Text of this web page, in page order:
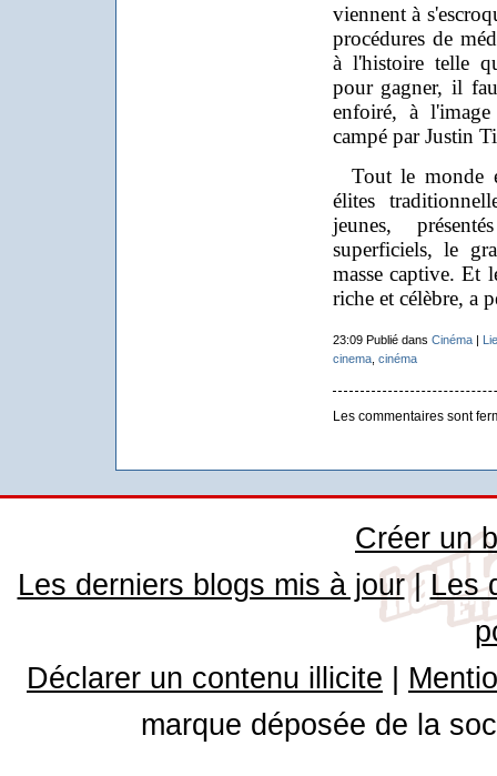
viennent à
procédures de
à l'histoire telle
pour gagner, il
enfoiré, à
campé par Justin
Tout le monde
élites
jeunes,
superficiels, le
masse captive. Et
riche et célèbre, a
23:09 Publié dans Cinéma|
cinema, cinéma
Les commentaires sont
Créer un
Les derniers blogs mis à jour| Les
Déclarer un contenu illicite
marque déposée de la